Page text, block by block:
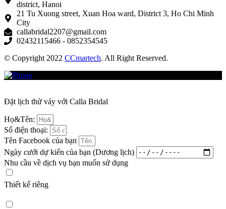
district, Hanoi
21 Tu Xuong street, Xuan Hoa ward, District 3, Ho Chi Minh
City
callabridal2207@gmail.com
02432115466 - 0852354545
© Copyright 2022 CCmartech. All Right Reserved.
Đặt lịch thử váy với Calla Bridal
Họ&Tên:
Số điện thoại:
Tên Facebook của bạn
Ngày cưới dự kiến của bạn (Dương lịch)
Nhu cầu về dịch vụ bạn muốn sử dụng
Thiết kế riêng